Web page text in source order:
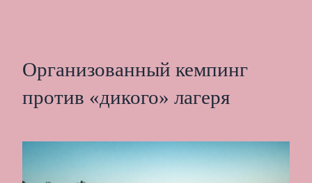
Организованный кемпинг
против «дикого» лагеря